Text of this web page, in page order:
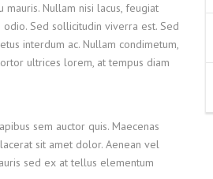
Nullam nisi lacus, feugiat
Sed sollicitudin viverra est. Sed
interdum ac. Nullam condimetum,
ultrices lorem, at tempus diam
sem auctor quis. Maecenas
sit amet dolor. Aenean vel
sed ex at tellus elementum